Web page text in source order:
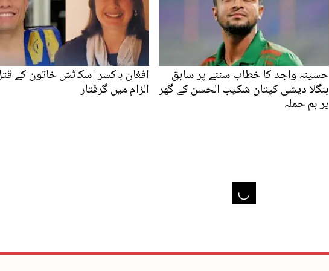
حسینہ واجد کا خطاب سننے پر سابق
بنگلا دیشی کپتان شکیب الحسن کے گھر
پر بم حملہ
افغان باکسر اسکاٹش خاتون کے
الزام میں گرفتار